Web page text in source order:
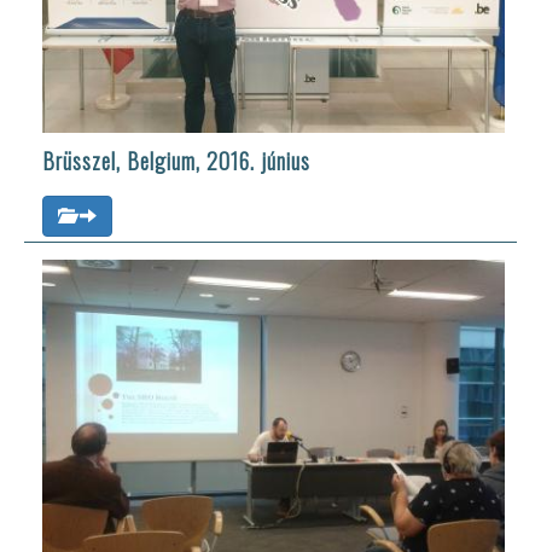
Brüsszel, Belgium, 2016. június